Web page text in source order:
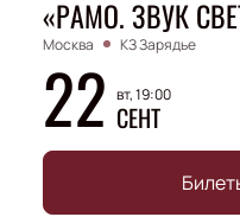
«РАМО. ЗВУК
Москва КЗ Зарядье
22 вт, 19:00
СЕНТ